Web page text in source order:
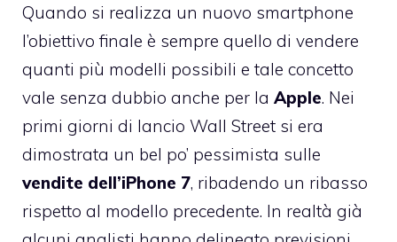
Quando si realizza un nuovo smartphone
l’obiettivo finale è sempre quello di vendere
quanti più modelli possibili e tale concetto
vale senza dubbio anche per la Apple. Nei
primi giorni di lancio Wall Street si era
dimostrata un bel po’ pessimista sulle
vendite dell’iPhone 7, ribadendo un ribasso
rispetto al modello precedente. In realtà già